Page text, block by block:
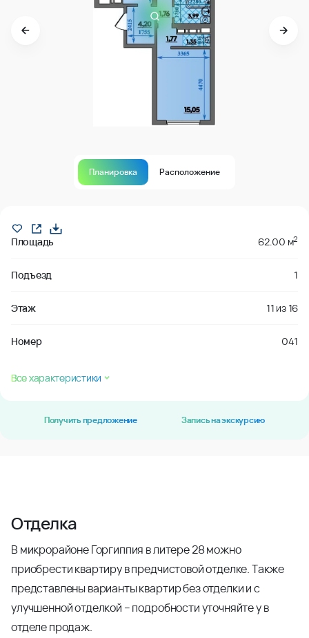
Планировка Расположение
Площадь 62.00 м2
Подъезд 1
Этаж 11 из16
Номер 041
Все характеристики
Получить предложение Запись на экскурсию
Отделка
В микрорайоне Горгиппия в литере 28 можно
приобрести квартиру в предчистовой отделке. Также
представлены варианты квартир без отделки и с
улучшенной отделкой – подробности уточняйте у в
отделе продаж.